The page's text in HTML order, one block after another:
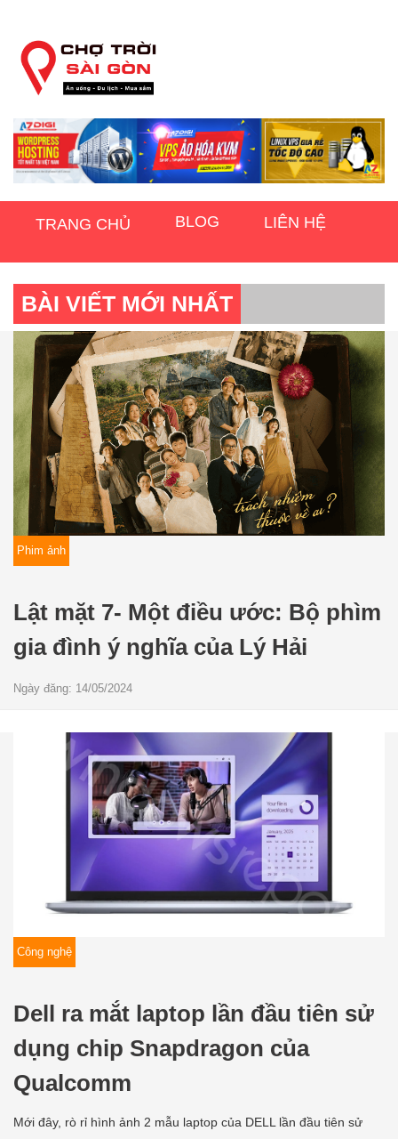
TRANG CHỦ BLOG LIÊN HỆ
BÀI VIẾT MỚI NHẤT
Phim ảnh
Lật mặt 7- Một điều ước: Bộ phìm
gia đình ý nghĩa của Lý Hải
Ngày đăng: 14/05/2024
Công nghệ
Dell ra mắt laptop lần đầu tiên sử
dụng chip Snapdragon của
Qualcomm
Mới đây, rò rỉ hình ảnh 2 mẫu laptop của DELL lần đầu tiên sử